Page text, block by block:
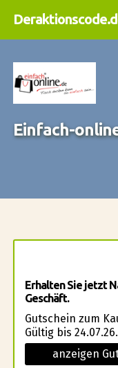
Einfach-
Erhalten Sie jetzt
Geschäft.
Gutschein zum
Gültig bis 24.07.26.
anzeigen